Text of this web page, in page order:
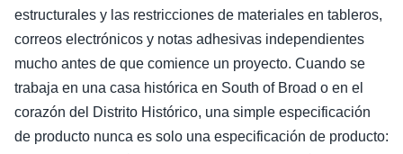
estructurales y las restricciones de materiales en tableros,
correos electrónicos y notas adhesivas independientes
mucho antes de que comience un proyecto. Cuando se
trabaja en una casa histórica en South of Broad o en el
corazón del Distrito Histórico, una simple especificación
de producto nunca es solo una especificación de producto: